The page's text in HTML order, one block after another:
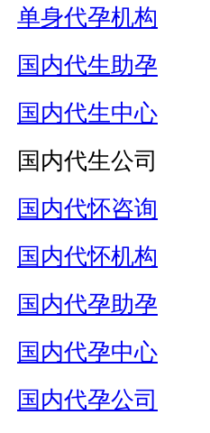
单身代孕机构
国内代生助孕
国内代生中心
国内代生公司
国内代怀咨询
国内代怀机构
国内代孕助孕
国内代孕中心
国内代孕公司